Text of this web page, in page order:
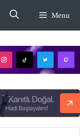
Menu